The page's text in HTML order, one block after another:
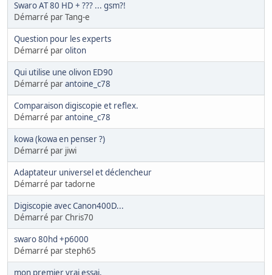
Swaro AT 80 HD + ??? ... gsm?!
Démarré par Tang-e
Question pour les experts
Démarré paroliton
Qui utilise une olivon ED90
Démarré parantoine_c78
Comparaison digiscopie et reflex.
Démarré parantoine_c78
kowa (kowa en penser ?)
Démarré par jiwi
Adaptateur universel et déclencheur
Démarré par tadorne
Digiscopie avec Canon400D...
Démarré par Chris70
swaro 80hd +p6000
Démarré par steph65
mon premier vrai essai.